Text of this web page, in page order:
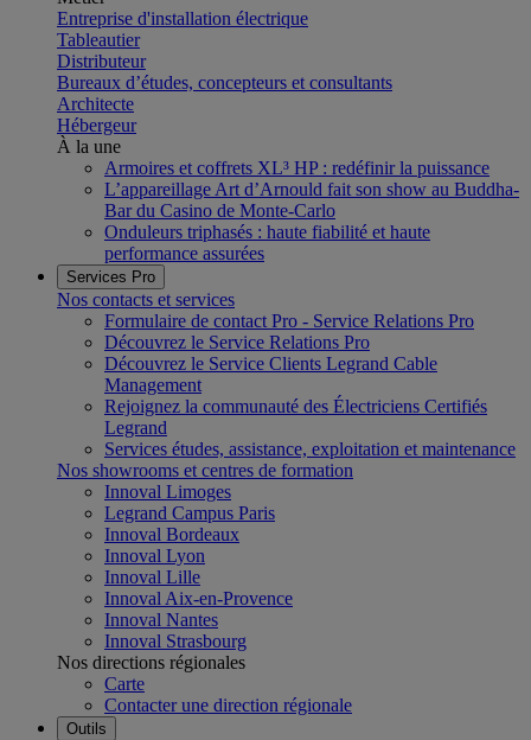
Entreprise d'installation électrique
Tableautier
Distributeur
Bureaux d’études, concepteurs et consultants
Architecte
Hébergeur
À la une
Armoires et coffrets XL³ HP : redéfinir la puissance
L’appareillage Art d’Arnould fait son show au Buddha-
Bar du Casino de Monte-Carlo
Onduleurs triphasés : haute fiabilité et haute
performance assurées
Services Pro
Nos contacts et services
Formulaire de contact Pro - Service Relations Pro
Découvrez le Service Relations Pro
Découvrez le Service Clients Legrand Cable
Management
Rejoignez la communauté des Électriciens Certifiés
Legrand
Services études, assistance, exploitation et maintenance
Nos showrooms et centres de formation
Innoval Limoges
Legrand Campus Paris
Innoval Bordeaux
Innoval Lyon
Innoval Lille
Innoval Aix-en-Provence
Innoval Nantes
Innoval Strasbourg
Nos directions régionales
Carte
Contacter une direction régionale
Outils